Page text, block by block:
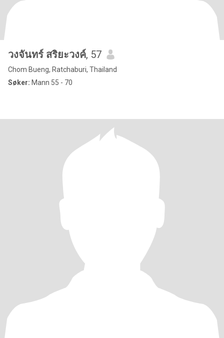
วงจันทร์ สริยะวงค์, 57
Chom Bueng, Ratchaburi, Thailand
Søker: Mann 55 - 70